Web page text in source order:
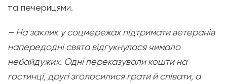
та печерицями.
– На заклик у соцмережах підтримати ветеранів
напередодні свята відгукнулося чимало
небайдужих. Одні переказували кошти на
гостинці, другі зголосилися грати й співати, а